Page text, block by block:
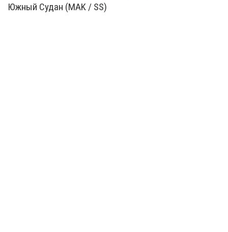
Южный Судан (MAK / SS)